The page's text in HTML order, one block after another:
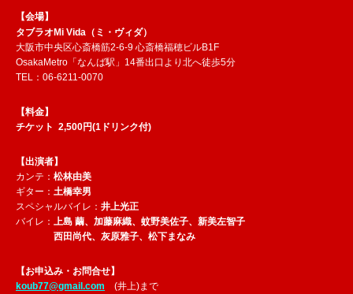
【会場】
タブラオMi Vida（ミ・ヴィダ）
大阪市中央区心斎橋筋2-6-9 心斎橋福穂ビルB1F
OsakaMetro「なんば駅」14番出口より北へ徒歩5分
TEL：06-6211-0070
【料金】
チケット 2,500円(1ドリンク付)
【出演者】
カンテ： 松林由美
ギター： 土橋幸男
スペシャルバイレ： 井上光正
バイレ：
上島 繭、加藤麻織、蚊野美佐子、新美左智子
西田尚代、灰原雅子、松下まなみ
【お申込み・お問合せ】
koub77@gmail.com
(井上)まで